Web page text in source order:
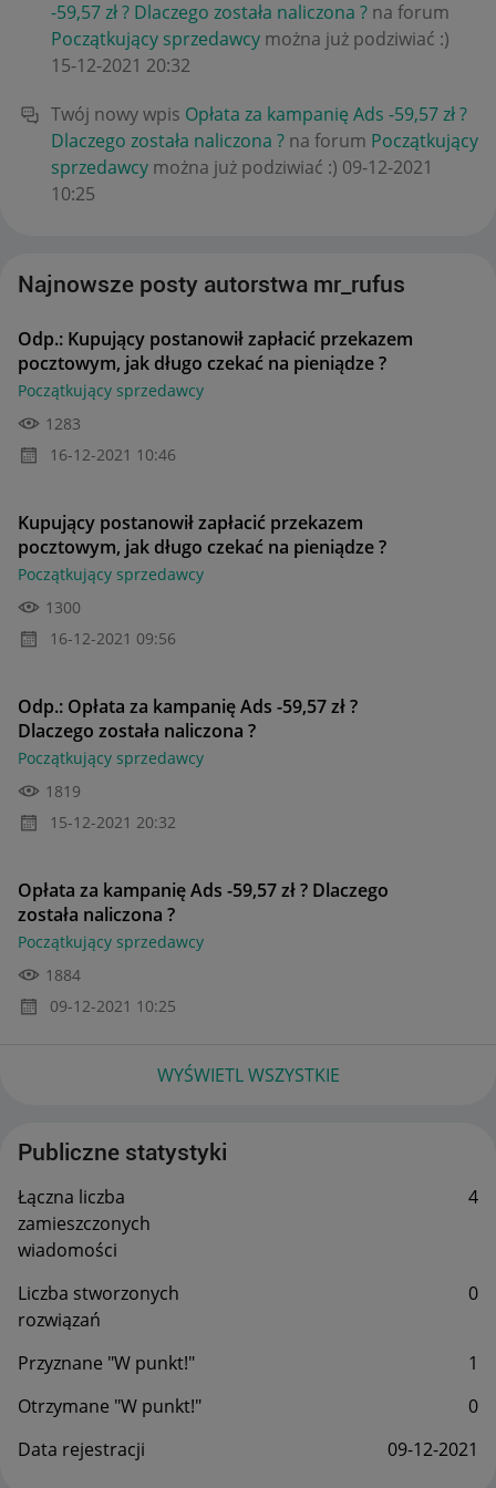
-59,57 zł ? Dlaczego została naliczona ? na forum
Początkujący sprzedawcy można już podziwiać :)
‎15-12-2021 20:32
Twój nowy wpis Opłata za kampanię Ads -59,57 zł ?
Dlaczego została naliczona ? na forum Początkujący
sprzedawcy można już podziwiać :) ‎09-12-2021
10:25
Najnowsze posty autorstwa mr_rufus
Odp.: Kupujący postanowił zapłacić przekazem
pocztowym, jak długo czekać na pieniądze ?
Początkujący sprzedawcy
1283
‎16-12-2021 10:46
Kupujący postanowił zapłacić przekazem
pocztowym, jak długo czekać na pieniądze ?
Początkujący sprzedawcy
1300
‎16-12-2021 09:56
Odp.: Opłata za kampanię Ads -59,57 zł ?
Dlaczego została naliczona ?
Początkujący sprzedawcy
1819
‎15-12-2021 20:32
Opłata za kampanię Ads -59,57 zł ? Dlaczego
została naliczona ?
Początkujący sprzedawcy
1884
‎09-12-2021 10:25
WYŚWIETL WSZYSTKIE
Publiczne statystyki
Łączna liczba
zamieszczonych
wiadomości
4
Liczba stworzonych
rozwiązań
0
Przyznane "W punkt!"
1
Otrzymane "W punkt!"
0
Data rejestracji
‎09-12-2021